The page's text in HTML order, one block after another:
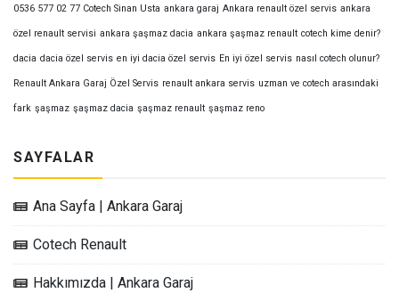
0536 577 02 77 Cotech Sinan Usta ankara garaj Ankara renault özel servis ankara
özel renault servisi ankara şaşmaz dacia ankara şaşmaz renault cotech kime denir?
dacia dacia özel servis en iyi dacia özel servis En iyi özel servis nasıl cotech olunur?
Renault Ankara Garaj Özel Servis renault ankara servis uzman ve cotech arasındaki
fark şaşmaz şaşmaz dacia şaşmaz renault şaşmaz reno
SAYFALAR
Ana Sayfa | Ankara Garaj
Cotech Renault
Hakkımızda | Ankara Garaj